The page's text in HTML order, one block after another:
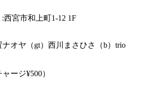
西宮市和上町1-12 1F
オヤ（gt）西川まさひさ（b）trio
ージ¥500）